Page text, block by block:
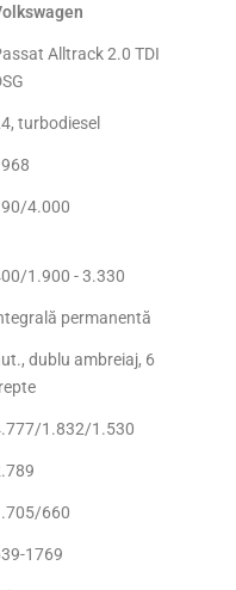
Alltrack 2.0 TDI
turbodiesel
4.000
1.900 - 3.330
permanentă
dublu ambreiaj, 6
1.832/1.530
660
1769